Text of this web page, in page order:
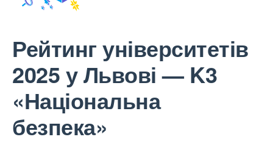
Рейтинг університетів
2025 у Львові — K3
«Національна
безпека»